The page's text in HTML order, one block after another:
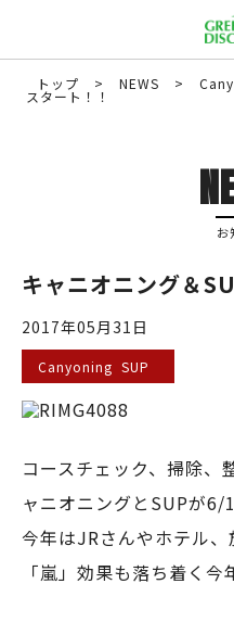
トップ > NEWS >
スタート！！
お
キャニオニング＆
2017年05月31日
Canyoning SUP
コースチェック、掃除、
ャニオニングとSUPが6/
今年はJRさんやホテル、
「嵐」効果も落ち着く